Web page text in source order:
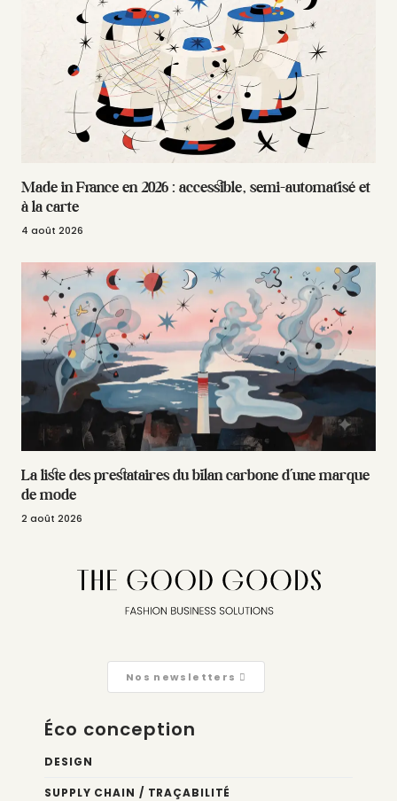
Made in France en 2026 : accessible, semi-automatisé et
à la carte
4 août 2026
La liste des prestataires du bilan carbone d’une marque
de mode
2 août 2026
Nos newsletters
Éco conception
DESIGN
SUPPLY CHAIN / TRAÇABILITÉ